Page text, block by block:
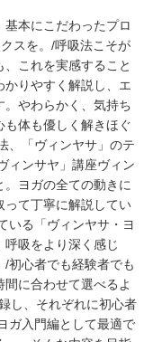
本にこだわったプロ
スを。/呼吸法こそが
これを実感すること
かりやすく解説し、エ
。やわらかく、気持ち
体も優しく解きほぐ
、「ヴィンヤサ」のテ
ィンサヤ」講座ヴィン
ヨガの全ての動きに
って丁寧に解説してい
いる「ヴィンヤサ・ヨ
吸をより深く感じ
初心者でも経験者でも
に合わせて選べるよ
し、それぞれに初心者
ガ入門編として最適で